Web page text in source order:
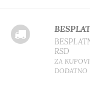
RSD
ZA
DODATNO